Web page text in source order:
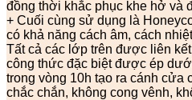
đồng thời khắc phục khe hở và
+ Cuối cùng sử dụng là
có khả năng cách âm, cách
Tất cả các lớp trên được liên
công thức đặc biệt được ép
trong vòng 10h tạo ra cánh cửa
chắc chắn, không cong vênh,